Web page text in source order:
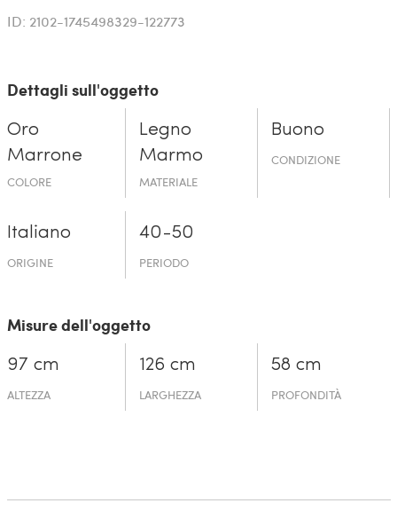
ID: 2102-1745498329-122773
Dettagli sull'oggetto
Oro
Marrone
COLORE
Legno
Marmo
MATERIALE
Buono
CONDIZIONE
Italiano
ORIGINE
40-50
PERIODO
Misure dell'oggetto
97 cm
ALTEZZA
126 cm
LARGHEZZA
58 cm
PROFONDITÀ